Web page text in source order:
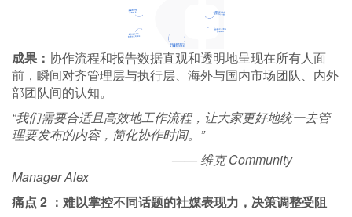
成果： 协作流程和报告数据直观和透明地呈现在所有人面
前，瞬间对齐管理层与执行层、海外与国内市场团队、内外
部团队间的认知。
“我们需要合适且高效地工作流程，让大家更好地统一去管
理要发布的内容，简化协作时间。”
—— 维克 Community
Manager Alex
痛点 2 ：难以掌控不同话题的社媒表现力，决策调整受阻